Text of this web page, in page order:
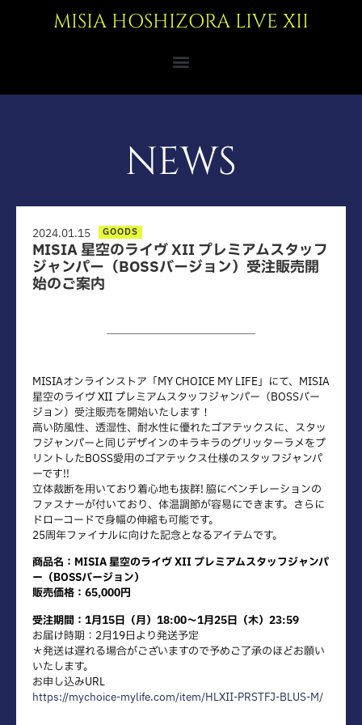
MISIA HOSHIZORA LIVE XII
NEWS
2024.01.15 GOODS
MISIA 星空のライヴ XII プレミアムスタッフ
ジャンパー（BOSSバージョン）受注販売開
始のご案内
MISIAオンラインストア「MY CHOICE MY LIFE」にて、MISIA
星空のライヴ XII プレミアムスタッフジャンパー（BOSSバー
ジョン）受注販売を開始いたします！
高い防風性、透湿性、耐水性に優れたゴアテックスに、スタッ
フジャンパーと同じデザインのキラキラのグリッターラメをプ
リントしたBOSS愛用のゴアテックス仕様のスタッフジャンパ
ーです!!
立体裁断を用いており着心地も抜群! 脇にベンチレーションの
ファスナーが付いており、体温調節が容易にできます。さらに
ドローコードで身幅の伸縮も可能です。
25周年ファイナルに向けた記念となるアイテムです。
商品名：MISIA 星空のライヴ XII プレミアムスタッフジャンパ
ー（BOSSバージョン）
販売価格：65,000円
受注期間：1月15日（月）18:00〜1月25日（木）23:59
お届け時期：2月19日より発送予定
＊発送は遅れる場合がございますので予めご了承のほどお願い
いたします。
お申し込みURL
https://mychoice-mylife.com/item/HLXII-PRSTFJ-BLUS-M/